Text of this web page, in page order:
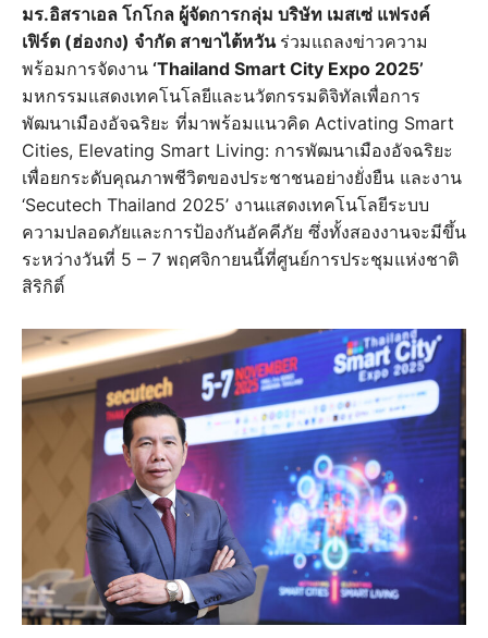
มร.อิสราเอล โกโกล ผู้จัดการกลุ่ม บริษัท เมสเซ่ แฟรงค์
เฟิร์ต (ฮ่องกง) จำกัด สาขาไต้หวัน ร่วมแถลงข่าวความ
พร้อมการจัดงาน ‘Thailand Smart City Expo 2025’
มหกรรมแสดงเทคโนโลยีและนวัตกรรมดิจิทัลเพื่อการ
พัฒนาเมืองอัจฉริยะ ที่มาพร้อมแนวคิด Activating Smart
Cities, Elevating Smart Living: การพัฒนาเมืองอัจฉริยะ
เพื่อยกระดับคุณภาพชีวิตของประชาชนอย่างยั่งยืน และงาน
‘Secutech Thailand 2025’ งานแสดงเทคโนโลยีระบบ
ความปลอดภัยและการป้องกันอัคคีภัย ซึ่งทั้งสองงานจะมีขึ้น
ระหว่างวันที่ 5 – 7 พฤศจิกายนนี้ที่ศูนย์การประชุมแห่งชาติ
สิริกิติ์